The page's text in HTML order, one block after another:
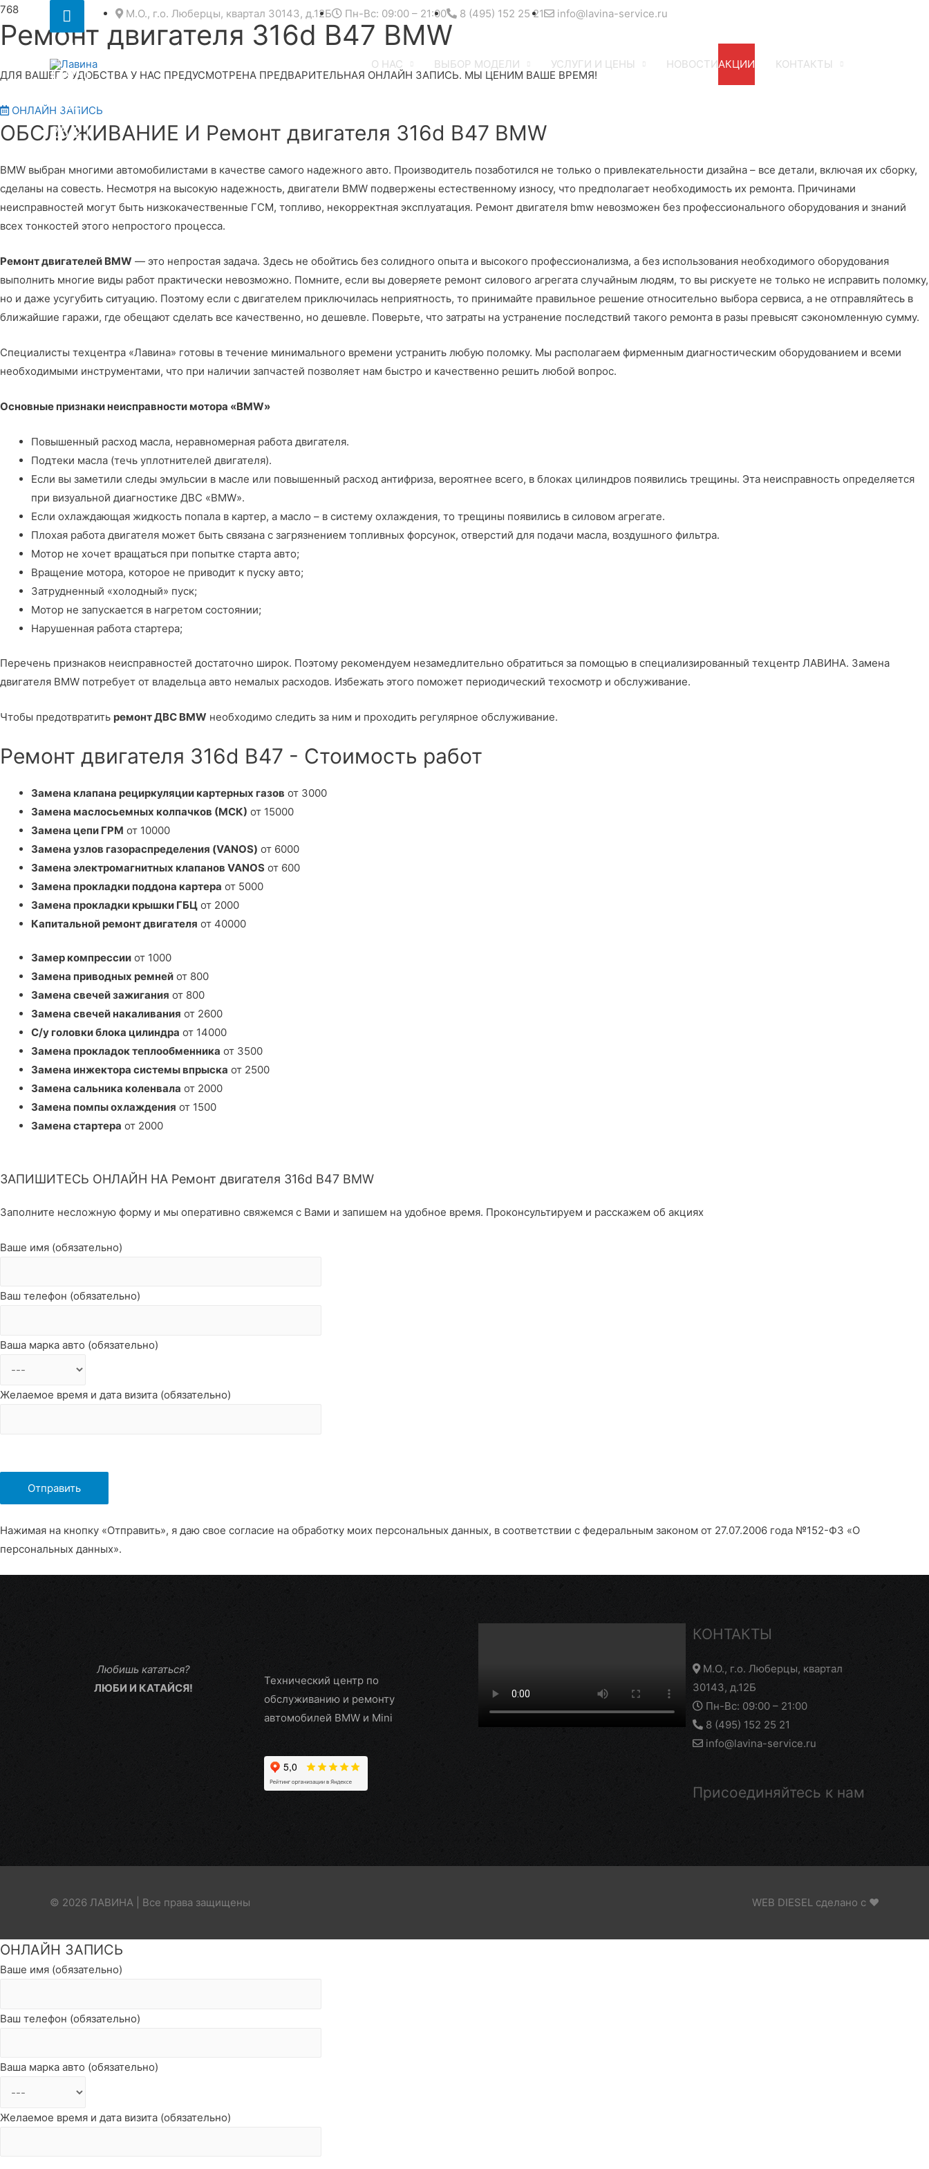
Секция
над
шапкой
8
(495)
152
25 21
М.О., г.о. Люберцы, квартал 30143, д.12Б Пн-Вс: 09:00 – 21:00 8 (495) 152 25 21 info@lavina-service.ru
О НАС ВЫБОР МОДЕЛИ УСЛУГИ И ЦЕНЫ НОВОСТИАКЦИИ КОНТАКТЫ
Ремонт двигателя 316d B47 BMW
ДЛЯ ВАШЕГО УДОБСТВА У НАС ПРЕДУСМОТРЕНА ПРЕДВАРИТЕЛЬНАЯ ОНЛАЙН ЗАПИСЬ. МЫ ЦЕНИМ ВАШЕ ВРЕМЯ!
ОНЛАЙН ЗАПИСЬ
ОБСЛУЖИВАНИЕ И Ремонт двигателя 316d B47 BMW
BMW выбран многими автомобилистами в качестве самого надежного авто. Производитель позаботился не только о привлекательности дизайна – все детали, включая их сборку,
сделаны на совесть. Несмотря на высокую надежность, двигатели BMW подвержены естественному износу, что предполагает необходимость их ремонта. Причинами
неисправностей могут быть низкокачественные ГСМ, топливо, некорректная эксплуатация. Ремонт двигателя bmw невозможен без профессионального оборудования и знаний
всех тонкостей этого непростого процесса.
Ремонт двигателей BMW — это непростая задача. Здесь не обойтись без солидного опыта и высокого профессионализма, а без использования необходимого оборудования
выполнить многие виды работ практически невозможно. Помните, если вы доверяете ремонт силового агрегата случайным людям, то вы рискуете не только не исправить поломку,
но и даже усугубить ситуацию. Поэтому если с двигателем приключилась неприятность, то принимайте правильное решение относительно выбора сервиса, а не отправляйтесь в
ближайшие гаражи, где обещают сделать все качественно, но дешевле. Поверьте, что затраты на устранение последствий такого ремонта в разы превысят сэкономленную сумму.
Специалисты техцентра «Лавина» готовы в течение минимального времени устранить любую поломку. Мы располагаем фирменным диагностическим оборудованием и всеми
необходимыми инструментами, что при наличии запчастей позволяет нам быстро и качественно решить любой вопрос.
Основные признаки неисправности мотора «BMW»
Повышенный расход масла, неравномерная работа двигателя.
Подтеки масла (течь уплотнителей двигателя).
Если вы заметили следы эмульсии в масле или повышенный расход антифриза, вероятнее всего, в блоках цилиндров появились трещины. Эта неисправность определяется
при визуальной диагностике ДВС «BMW».
Если охлаждающая жидкость попала в картер, а масло – в систему охлаждения, то трещины появились в силовом агрегате.
Плохая работа двигателя может быть связана с загрязнением топливных форсунок, отверстий для подачи масла, воздушного фильтра.
Мотор не хочет вращаться при попытке старта авто;
Вращение мотора, которое не приводит к пуску авто;
Затрудненный «холодный» пуск;
Мотор не запускается в нагретом состоянии;
Нарушенная работа стартера;
Перечень признаков неисправностей достаточно широк. Поэтому рекомендуем незамедлительно обратиться за помощью в специализированный техцентр ЛАВИНА. Замена
двигателя BMW потребует от владельца авто немалых расходов. Избежать этого поможет периодический техосмотр и обслуживание.
Чтобы предотвратить ремонт ДВС BMW необходимо следить за ним и проходить регулярное обслуживание.
Ремонт двигателя 316d B47 - Стоимость работ
Замена клапана рециркуляции картерных газов от 3000
Замена маслосьемных колпачков (МСК) от 15000
Замена цепи ГРМ от 10000
Замена узлов газораспределения (VANOS) от 6000
Замена электромагнитных клапанов VANOS от 600
Замена прокладки поддона картера от 5000
Замена прокладки крышки ГБЦ от 2000
Капитальной ремонт двигателя от 40000
Замер компрессии от 1000
Замена приводных ремней от 800
Замена свечей зажигания от 800
Замена свечей накаливания от 2600
С/у головки блока цилиндра от 14000
Замена прокладок теплообменника от 3500
Замена инжектора системы впрыска от 2500
Замена сальника коленвала от 2000
Замена помпы охлаждения от 1500
Замена стартера от 2000
ЗАПИШИТЕСЬ ОНЛАЙН НА Ремонт двигателя 316d B47 BMW
Заполните несложную форму и мы оперативно свяжемся с Вами и запишем на удобное время. Проконсультируем и расскажем об акциях
Ваше имя (обязательно)
Ваш телефон (обязательно)
Ваша марка авто (обязательно)
Желаемое время и дата визита (обязательно)
Нажимая на кнопку «Отправить», я даю свое согласие на обработку моих персональных данных, в соответствии с федеральным законом от 27.07.2006 года №152-Ф3 «О
персональных данных».
Любишь кататься?
ЛЮБИ И КАТАЙСЯ!
Технический центр по
обслуживанию и ремонту
автомобилей BMW и Mini
КОНТАКТЫ
М.О., г.о. Люберцы, квартал
30143, д.12Б
Пн-Вс: 09:00 – 21:00
8 (495) 152 25 21
info@lavina-service.ru
Присоединяйтесь к нам
© 2026 ЛАВИНА | Все права защищены WEB DIESEL сделано с ❤
Пролистать
наверх
ОНЛАЙН ЗАПИСЬ
Ваше имя (обязательно)
Ваш телефон (обязательно)
Ваша марка авто (обязательно)
Желаемое время и дата визита (обязательно)